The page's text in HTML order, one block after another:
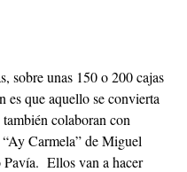
sobre unas 150 o 200 cajas
es que aquello se convierta
colaboran con
Carmela” de Miguel
Ellos van a hacer